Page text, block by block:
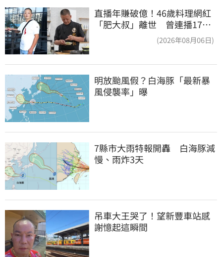
直播年賺破億！46歲料理網紅
「肥大叔」離世 曾連播17小
(2026年08月06日)
明放颱風假？白海豚「最新暴
風侵襲率」曝
7縣市大雨特報開轟　白海豚減
慢、雨炸3天
吊車大王哭了！望新豐車站感
謝憶起這瞬間